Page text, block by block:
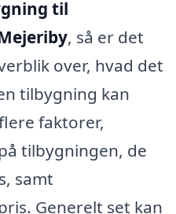
til
, så er det
over, hvad det
tilbygning kan
faktorer,
tilbygningen, de
samt
Generelt set kan